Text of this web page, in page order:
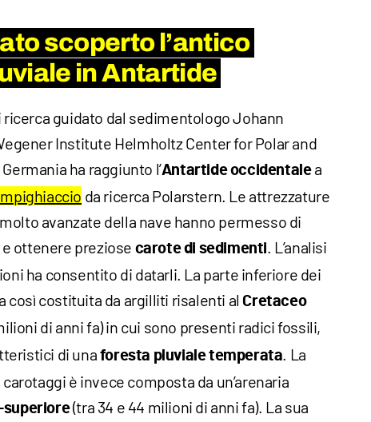
scoperto l’antico
in Antartide
ricerca guidato dal sedimentologo Johann
Institute Helmholtz Center for Polar and
ha raggiunto l’Antartide occidentalea
da ricerca Polarstern. Le attrezzature
avanzate della nave hanno permesso di
ottenere preziose carote di sedimenti. L’analisi
ha consentito di datarli. La parte inferiore dei
così costituita da argilliti risalenti al Cretaceo
di anni fa) in cui sono presenti radici fossili,
di una foresta pluviale temperata. La
è invece composta da un’arenaria
superiore(tra 34 e 44 milioni di anni fa). La sua